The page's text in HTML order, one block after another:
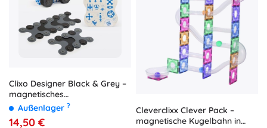
Clixo Designer Black & Grey –
magnetisches
Konstruktionsspiel 9 Stk.
Außenlager ?
14,50 €
Cleverclixx Clever Pack –
magnetische Kugelbahn in